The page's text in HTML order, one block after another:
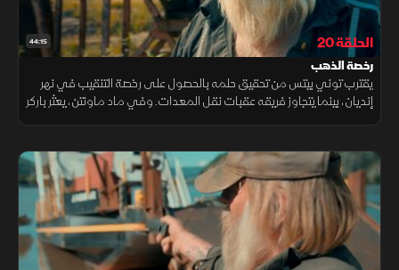
44:15 الحلقة 20
رخصة الذهب
يقترب توني بيتس من تحقيق حلمه بالحصول على رخصة التنقيب في نهر
إنديان، بينما يتجاوز فريقه عقبات نقل المعدات. وفي ماد ماونتن، يعثر باركر